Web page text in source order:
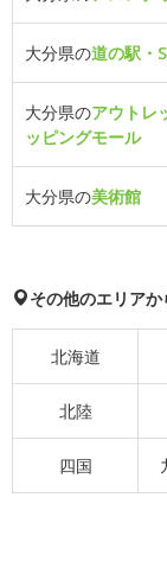
大分県の道の駅・
大分県のアウトレ
ッピングモール
大分県の美術館
その他のエリア
北海道
北陸
四国